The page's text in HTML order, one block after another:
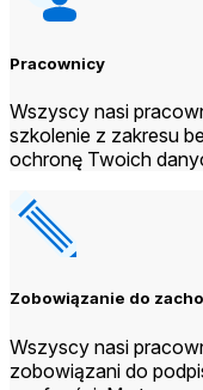
Pracownicy
Wszyscy nasi
szkolenie z zakresu
ochronę Twoich
Zobowiązanie do
Wszyscy nasi
zobowiązani do